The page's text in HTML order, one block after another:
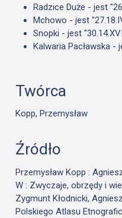
Radzice Duże - jest
Mchowo - jest
Snopki - jest
Kalwaria Pacławska -
Twórca
Kopp, Przemysław
Źródło
Przemysław Kopp :
W : Zwyczaje, obrzędy i
Zygmunt Kłodnicki,
Polskiego Atlasu